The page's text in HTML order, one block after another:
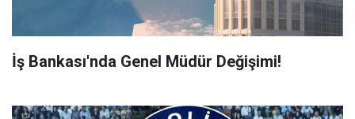
İş Bankası'nda Genel Müdür Değişimi!